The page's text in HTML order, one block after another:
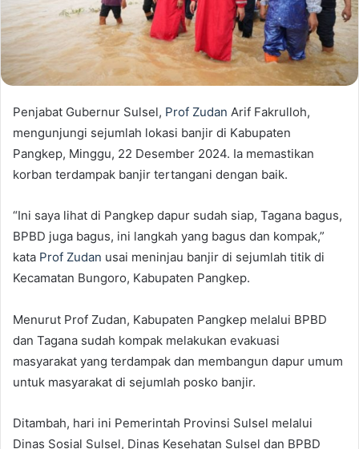
Penjabat Gubernur Sulsel, Prof Zudan Arif Fakrulloh,
mengunjungi sejumlah lokasi banjir di Kabupaten
Pangkep, Minggu, 22 Desember 2024. Ia memastikan
korban terdampak banjir tertangani dengan baik.
“Ini saya lihat di Pangkep dapur sudah siap, Tagana bagus,
BPBD juga bagus, ini langkah yang bagus dan kompak,”
kata Prof Zudan usai meninjau banjir di sejumlah titik di
Kecamatan Bungoro, Kabupaten Pangkep.
Menurut Prof Zudan, Kabupaten Pangkep melalui BPBD
dan Tagana sudah kompak melakukan evakuasi
masyarakat yang terdampak dan membangun dapur umum
untuk masyarakat di sejumlah posko banjir.
Ditambah, hari ini Pemerintah Provinsi Sulsel melalui
Dinas Sosial Sulsel, Dinas Kesehatan Sulsel dan BPBD